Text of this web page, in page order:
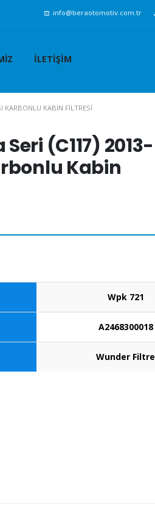
info@beraotomotiv.com.tr
İLETIŞIM
KARBONLU KABIN FILTRESI
(C117) 2013-
Kabin
Wpk 721
A2468300018
Wunder Filtre